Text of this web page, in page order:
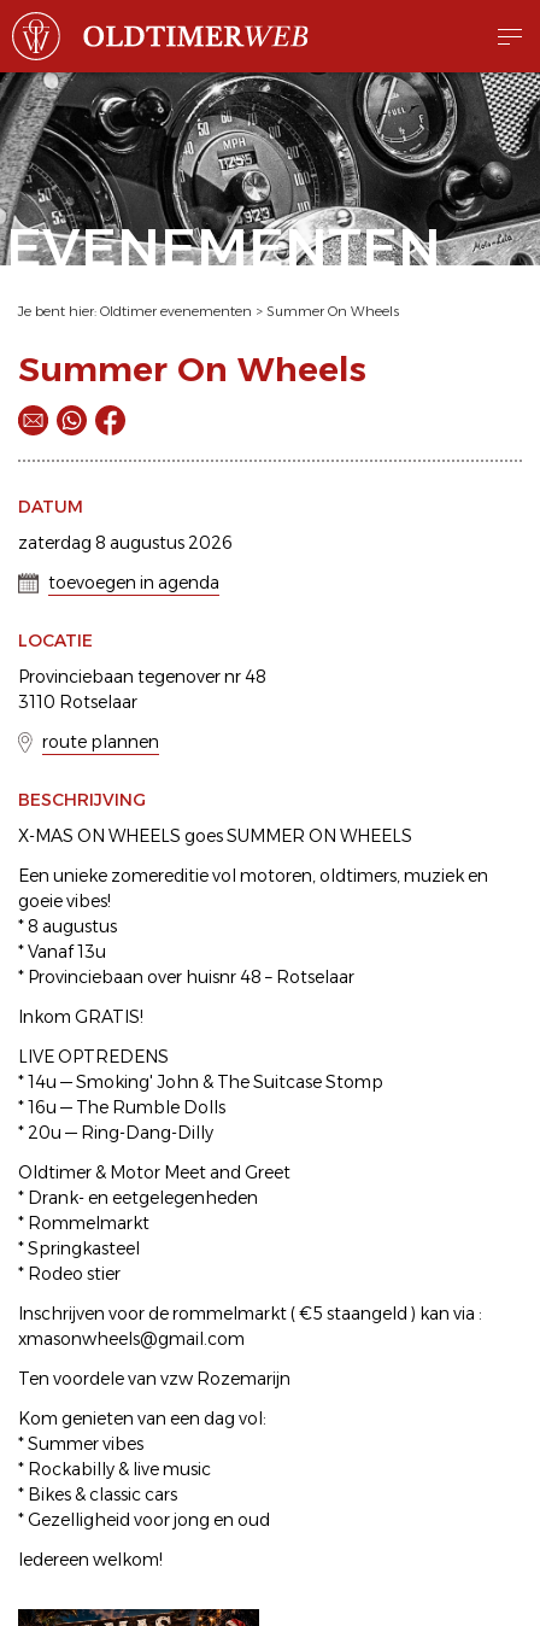
EVENEMENTEN
Je bent hier: Oldtimer evenementen > Summer On Wheels
Summer On Wheels
DATUM
zaterdag 8 augustus 2026
toevoegen in agenda
LOCATIE
Provinciebaan tegenover nr 48
3110 Rotselaar
route plannen
BESCHRIJVING
X-MAS ON WHEELS goes SUMMER ON WHEELS
Een unieke zomereditie vol motoren, oldtimers, muziek en
goeie vibes!
* 8 augustus
* Vanaf 13u
* Provinciebaan over huisnr 48 – Rotselaar
Inkom GRATIS!
LIVE OPTREDENS
* 14u — Smoking' John & The Suitcase Stomp
* 16u — The Rumble Dolls
* 20u — Ring-Dang-Dilly
Oldtimer & Motor Meet and Greet
* Drank- en eetgelegenheden
* Rommelmarkt
* Springkasteel
* Rodeo stier
Inschrijven voor de rommelmarkt ( €5 staangeld ) kan via :
xmasonwheels@gmail.com
Ten voordele van vzw Rozemarijn
Kom genieten van een dag vol:
* Summer vibes
* Rockabilly & live music
* Bikes & classic cars
* Gezelligheid voor jong en oud
Iedereen welkom!